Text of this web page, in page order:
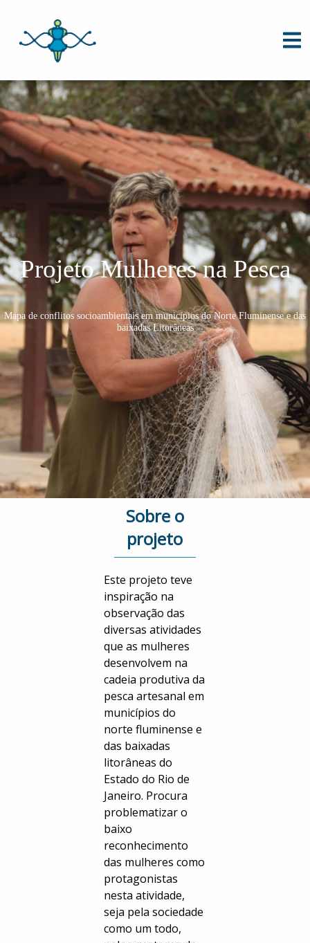
Projeto Mulheres na Pesca
Mapa de conflitos socioambientais em municípios do Norte Fluminense e das
baixadas Litorâneas
Sobre o
projeto
Este projeto teve
inspiração na
observação das
diversas atividades
que as mulheres
desenvolvem na
cadeia produtiva da
pesca artesanal em
municípios do
norte fluminense e
das baixadas
litorâneas do
Estado do Rio de
Janeiro. Procura
problematizar o
baixo
reconhecimento
das mulheres como
protagonistas
nesta atividade,
seja pela sociedade
como um todo,